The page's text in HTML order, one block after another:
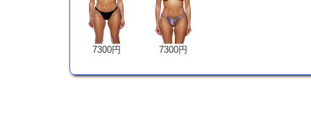
7300円 7300円